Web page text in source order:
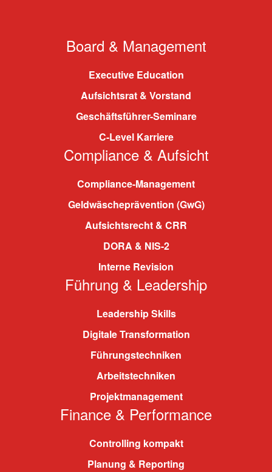
Board & Management
Executive Education
Aufsichtsrat & Vorstand
Geschäftsführer-Seminare
C-Level Karriere
Compliance & Aufsicht
Compliance-Management
Geldwäscheprävention (GwG)
Aufsichtsrecht & CRR
DORA & NIS-2
Interne Revision
Führung & Leadership
Leadership Skills
Digitale Transformation
Führungstechniken
Arbeitstechniken
Projektmanagement
Finance & Performance
Controlling kompakt
Planung & Reporting